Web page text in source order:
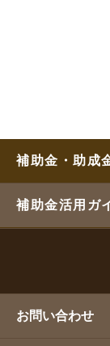
補助金・助成
補助金活用ガ
お問い合わせ